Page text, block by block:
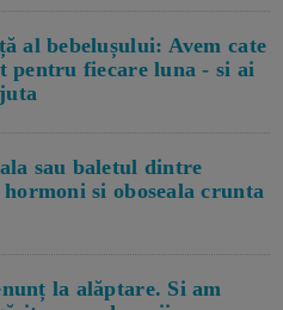
al bebelușului: Avem cate
pentru fiecare luna - si ai
sau baletul dintre
si oboseala crunta
la alăptare. Si am